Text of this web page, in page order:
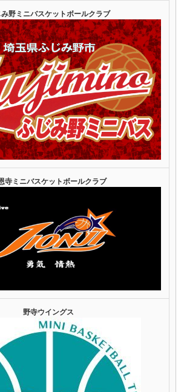
野ミニバスケットボールクラブ
寺ミニバスケットボールクラブ
野寺ウイングス